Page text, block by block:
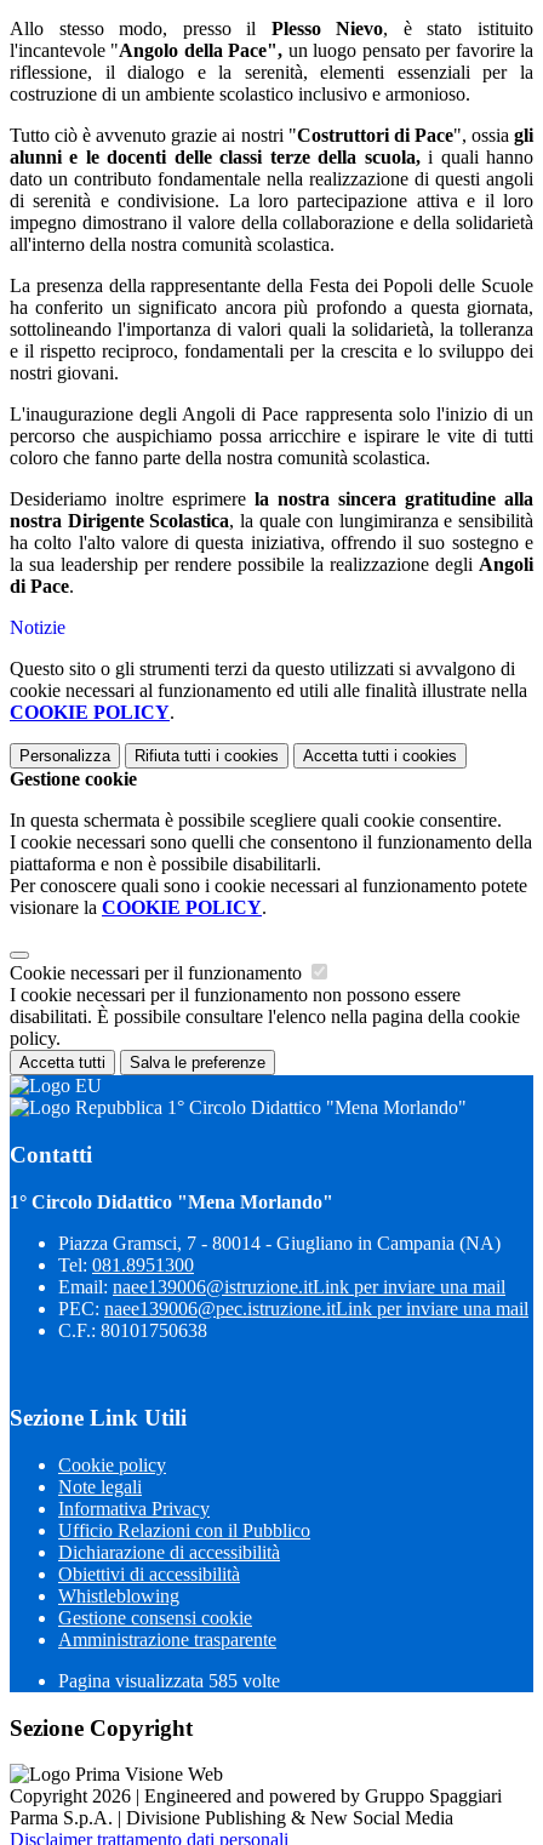
Allo stesso modo, presso il Plesso Nievo, è stato istituito
l'incantevole "Angolo della Pace", un luogo pensato per favorire la
riflessione, il dialogo e la serenità, elementi essenziali per la
costruzione di un ambiente scolastico inclusivo e armonioso.
Tutto ciò è avvenuto grazie ai nostri "Costruttori di Pace", ossiagli
alunni e le docenti delle classi terze della scuola,i quali hanno
dato un contributo fondamentale nella realizzazione di questi angoli
di serenità e condivisione. La loro partecipazione attiva e il loro
impegno dimostrano il valore della collaborazione e della solidarietà
all'interno della nostra comunità scolastica.
La presenza della rappresentante della Festa dei Popoli delle Scuole
ha conferito un significato ancora più profondo a questa giornata,
sottolineando l'importanza di valori quali la solidarietà, la tolleranza
e il rispetto reciproco, fondamentali per la crescita e lo sviluppo dei
nostri giovani.
L'inaugurazione degli Angoli di Pace rappresenta solo l'inizio di un
percorso che auspichiamo possa arricchire e ispirare le vite di tutti
coloro che fanno parte della nostra comunità scolastica.
Desideriamo inoltre esprimere la nostra sincera gratitudine alla
nostra Dirigente Scolastica, la quale con lungimiranza e sensibilità
ha colto l'alto valore di questa iniziativa, offrendo il suo sostegno e
la sua leadership per rendere possibile la realizzazione degli Angoli
di Pace.
Notizie
Questo sito o gli strumenti terzi da questo utilizzati si avvalgono di
cookie necessari al funzionamento ed utili alle finalità illustrate nella
COOKIE POLICY.
Personalizza Rifiuta tutti i cookies Accetta tutti i cookies
Gestione cookie
In questa schermata è possibile scegliere quali cookie consentire.
I cookie necessari sono quelli che consentono il funzionamento della
piattaforma e non è possibile disabilitarli.
Per conoscere quali sono i cookie necessari al funzionamento potete
visionare la COOKIE POLICY.
Cookie necessari per il funzionamento
I cookie necessari per il funzionamento non possono essere
disabilitati. È possibile consultare l'elenco nella pagina della cookie
policy.
Accetta tutti Salva le preferenze
1° Circolo Didattico "Mena Morlando"
Contatti
1° Circolo Didattico "Mena Morlando"
Piazza Gramsci, 7 - 80014 - Giugliano in Campania (NA)
Tel: 081.8951300
Email: naee139006@istruzione.itLink per inviare una mail
PEC: naee139006@pec.istruzione.itLink per inviare una mail
C.F.: 80101750638
Sezione Link Utili
Cookie policy
Note legali
Informativa Privacy
Ufficio Relazioni con il Pubblico
Dichiarazione di accessibilità
Obiettivi di accessibilità
Whistleblowing
Gestione consensi cookie
Amministrazione trasparente
Pagina visualizzata 585 volte
Sezione Copyright
Copyright 2026 | Engineered and powered by Gruppo Spaggiari
Parma S.p.A. | Divisione Publishing & New Social Media
Disclaimer trattamento dati personali